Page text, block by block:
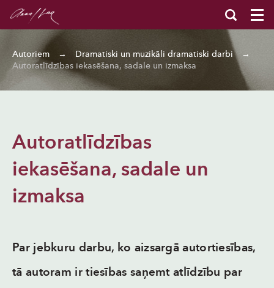
Autoriem → Dramatiski un muzikāli dramatiski darbi
→
Autoratlīdzības iekasēšana, sadale un izmaksa
Autoratlīdzības
iekasēšana, sadale un
izmaksa
Par jebkuru darbu, ko aizsargā autortiesības,
tā autoram ir tiesības saņemt atlīdzību par